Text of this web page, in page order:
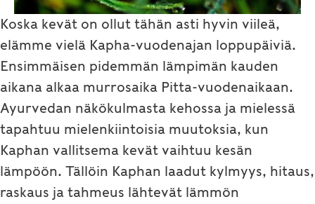
Koska kevät on ollut tähän asti hyvin viileä,
elämme vielä Kapha-vuodenajan loppupäiviä.
Ensimmäisen pidemmän lämpimän kauden
aikana alkaa murrosaika Pitta-vuodenaikaan.
Ayurvedan näkökulmasta kehossa ja mielessä
tapahtuu mielenkiintoisia muutoksia, kun
Kaphan vallitsema kevät vaihtuu kesän
lämpöön. Tällöin Kaphan laadut kylmyys, hitaus,
raskaus ja tahmeus lähtevät lämmön